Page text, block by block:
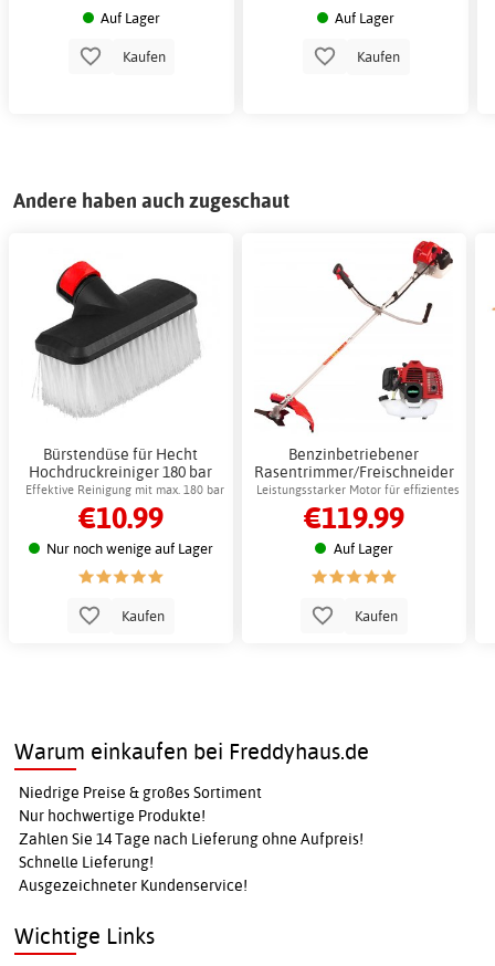
Auf Lager
Kaufen
Auf Lager
Kaufen
Andere haben auch zugeschaut
Bürstendüse für Hecht
Hochdruckreiniger 180 bar
60°C Zubehör
Effektive Reinigung mit max. 180 bar
Druck
€10.99
Nur noch wenige auf Lager
Kaufen
Benzinbetriebener
Rasentrimmer/Freischneider
1,8 kW Gardeney - 2-Takt-
Motor
Leistungsstarker Motor für effizientes
Rasentrimmen
€119.99
Auf Lager
Kaufen
Warum einkaufen bei Freddyhaus.de
Niedrige Preise & großes Sortiment
Nur hochwertige Produkte!
Zahlen Sie 14 Tage nach Lieferung ohne Aufpreis!
Schnelle Lieferung!
Ausgezeichneter Kundenservice!
Wichtige Links